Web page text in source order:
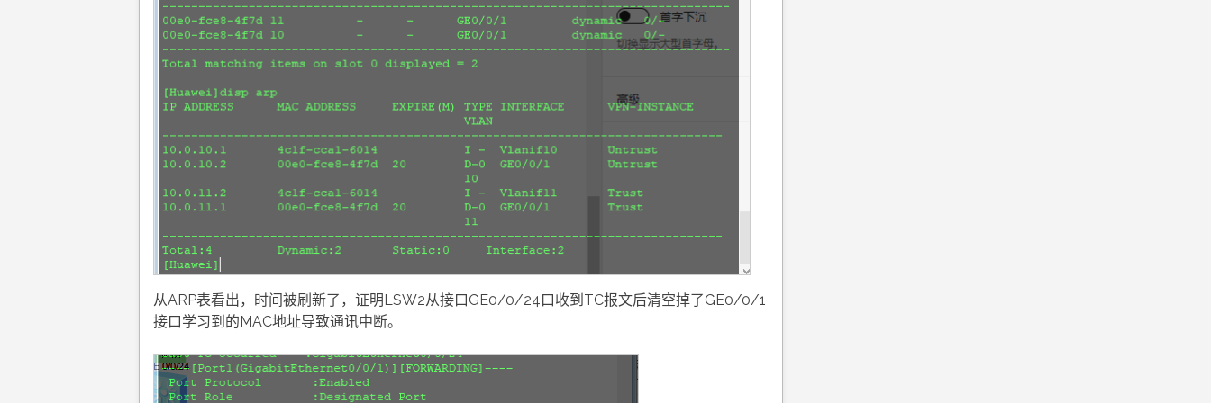
从ARP表看出，时间被刷新了，证明LSW2从接口GE0/0/24口收到TC报文后清空掉了GE0/0/1
接口学习到的MAC地址导致通讯中断。